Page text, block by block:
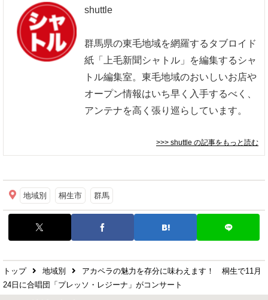
shuttle
群馬県の東毛地域を網羅するタブロイド
紙「上毛新聞シャトル」を編集するシャ
トル編集室。東毛地域のおいしいお店や
オープン情報はいち早く入手するべく、
アンテナを高く張り巡らしています。
>>> shuttle の記事をもっと読む
地域別 桐生市 群馬
トップ 地域別
アカペラの魅力を存分に味わえます！ 桐生で11月
24日に合唱団「プレッソ・レジーナ」がコンサート